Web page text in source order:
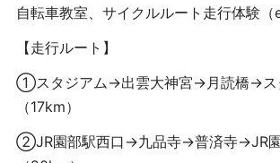
自転車教室、サイクルルート走行体験（
【走行ルート】
①スタジアム→出雲大神宮→月読橋→ス
（17km）
②JR園部駅西口→九品寺→普済寺→JR